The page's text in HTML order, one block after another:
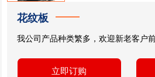
花纹板
我公司产品种类繁多，欢迎新老客户
立即订购